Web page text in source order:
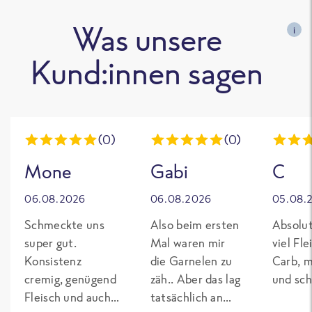
Was unsere
Kund:innen sagen
i
(0)
Mone
06.08.2026
Schmeckte uns
super gut.
Konsistenz
cremig, genügend
Fleisch und auch
(0)
Gabi
06.08.2026
Also beim ersten
Mal waren mir
die Garnelen zu
zäh.. Aber das lag
tatsächlich an
C
viel
Carb,
und